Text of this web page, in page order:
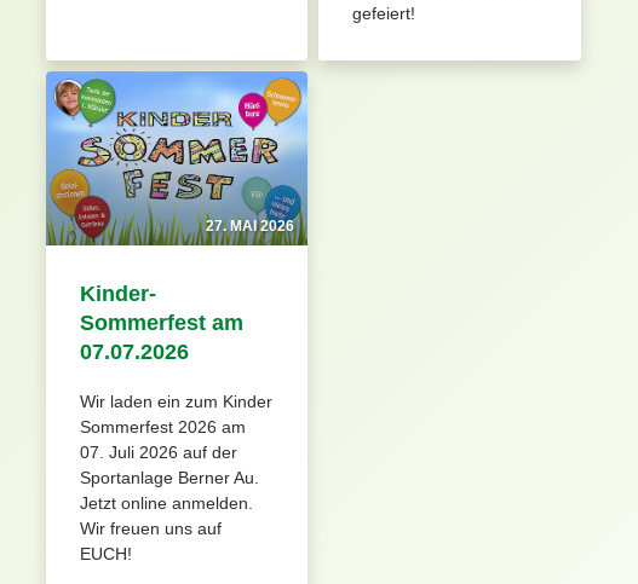
gefeiert!
27. MAI 2026
Kinder-
Sommerfest am
07.07.2026
Wir laden ein zum Kinder
Sommerfest 2026 am
07. Juli 2026 auf der
Sportanlage Berner Au.
Jetzt online anmelden.
Wir freuen uns auf
EUCH!